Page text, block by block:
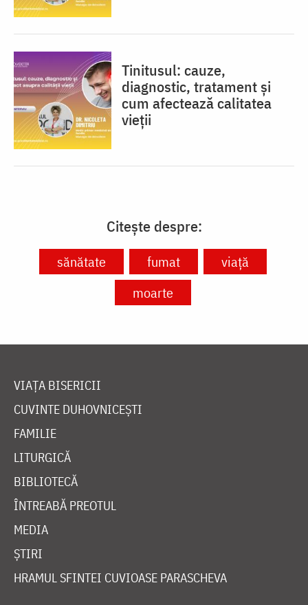
Tinitusul: cauze,
diagnostic, tratament și
cum afectează calitatea
vieții
Citește despre:
sănătate fumat
viață
moarte
VIAȚA BISERICII
CUVINTE DUHOVNICEȘTI
FAMILIE
LITURGICĂ
BIBLIOTECĂ
ÎNTREABĂ PREOTUL
MEDIA
ȘTIRI
HRAMUL SFINTEI CUVIOASE PARASCHEVA